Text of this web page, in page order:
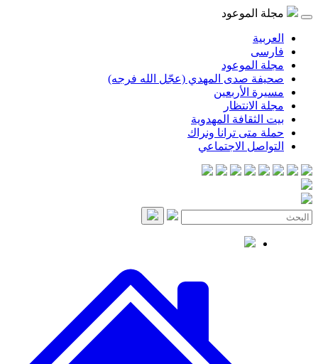
مجلة الموعود
العربية
فارسی
مجلة الموعود
صحيفة صدى المهدي (عجّل الله فرجه)
مسيرة الأربعين
مجلة الانتظار
بيت الثقافة المهدوية
حملة متى ترانا ونراك
التواصل الاجتماعي